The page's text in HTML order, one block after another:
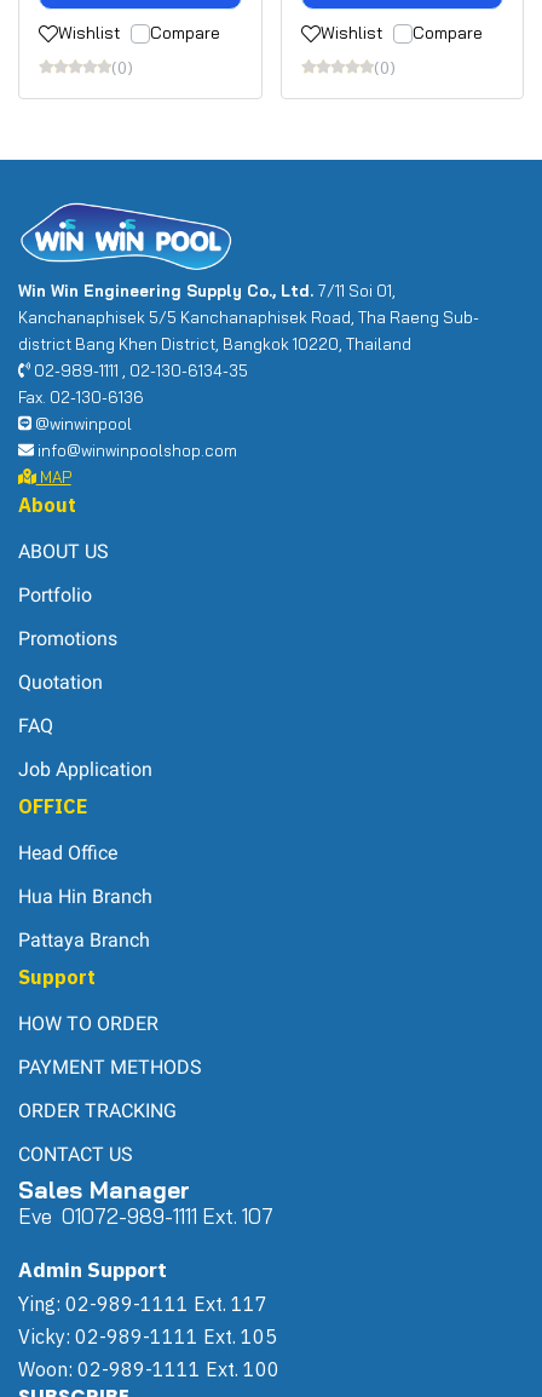
Wishlist
Compare
(0)
Wishlist
Compare
(0)
Win Win Engineering Supply Co., Ltd. 7/11 Soi 01,
Kanchanaphisek 5/5 Kanchanaphisek Road, Tha Raeng Sub-
district Bang Khen District, Bangkok 10220, Thailand
02-989-1111 , 02-130-6134-35
Fax. 02-130-6136
@winwinpool
info@winwinpoolshop.com
MAP
About
ABOUT US
Portfolio
Promotions
Quotation
FAQ
Job Application
OFFICE
Head Office
Hua Hin Branch
Pattaya Branch
Support
HOW TO ORDER
PAYMENT METHODS
ORDER TRACKING
CONTACT US
Sales Manager
Eve 01072-989-1111 Ext. 107
Admin Support
Ying: 02-989-1111 Ext. 117
Vicky: 02-989-1111 Ext. 105
Woon: 02-989-1111 Ext. 100